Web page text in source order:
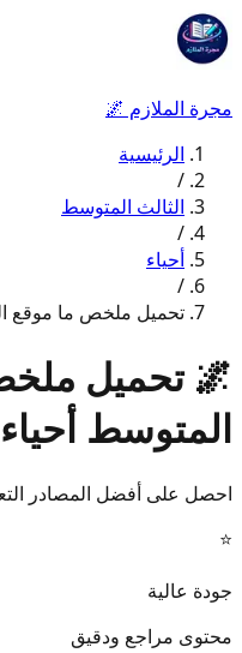
مجرة الملازم 🌌
الرئيسية
/
الثالث المتوسط
/
أحياء
/
تحميل ملخص ما موقع
🌌 تحميل
المتوسط أحياء 2027
احصل على أفضل المصادر
⭐
جودة عالية
محتوى مراجع ودقيق